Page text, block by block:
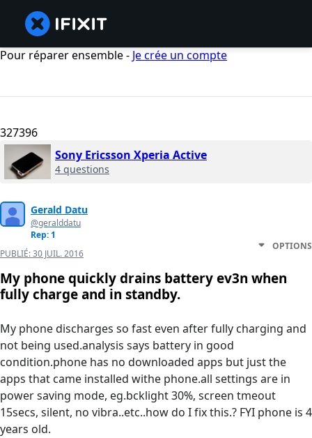
Pour réparer ensemble - Je crée un compte
327396
Sony Ericsson Xperia Active
4 questions
Gerald Datu
@geralddatu
Rep: 1
PUBLIÉ:30 JUIL. 2016
OPTIONS
My phone quickly drains battery ev3n when
fully charge and in standby.
My phone discharges so fast even after fully charging and
not being used.analysis says battery in good
condition.phone has no downloaded apps but just the
apps that came installed withe phone.all settings are in
power saving mode, eg.bcklight 30%, screen tmeout
15secs, silent, no vibra..etc..how do I fix this.? FYI phone is 4
years old.